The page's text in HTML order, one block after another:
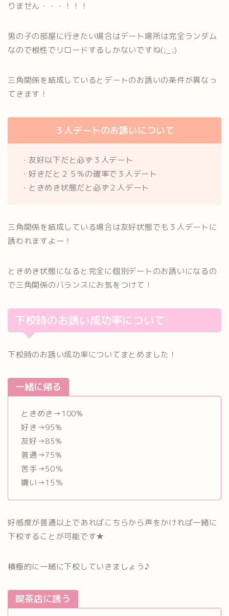
りません・・・！！！
男の子の部屋に行きたい場合はデート場所は完全ランダム
なので根性でリロードするしかないですね(;_;)
三角関係を結成しているとデートのお誘いの条件が異なっ
てきます！
３人デートのお誘いについて
・友好以下だと必ず３人デート
・好きだと２５％の確率で３人デート
・ときめき状態だと必ず２人デート
三角関係を結成している場合は友好状態でも３人デートに
誘われますよー！
ときめき状態になると完全に個別デートのお誘いになるの
で三角関係のバランスにお気をつけて！
下校時のお誘い成功率について
下校時のお誘い成功率についてまとめました！
一緒に帰る
ときめき→100%
好き→95%
友好→85%
普通→75%
苦手→50％
嫌い→15％
好感度が普通以上であればこちらから声をかければ一緒に
下校することが可能です★
積極的に一緒に下校していきましょう♪
喫茶店に誘う